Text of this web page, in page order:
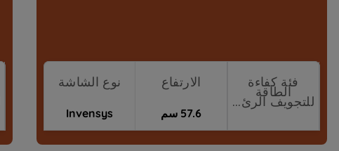
فئة كفاءة
الطاقة
للتجويف الرئ...
الارتفاع
57.6 سم
نوع الشاشة
Invensys